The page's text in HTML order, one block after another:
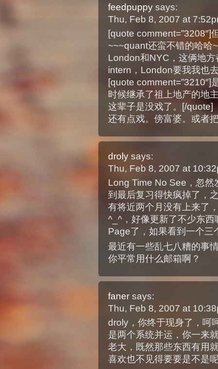
feedpuppy says:
Thu, Feb 8, 2007 at
[quote comment=”3208″]
~~~quant还蛮不错的哈哈
London和NYC，这俩地
intern，London要我我也
[quote comment=”3210″]
时候继承了祖上地产的地
这辈子是没戏了。[/quote]
还有点戏。傍富婆。或者
droly says:
Thu, Feb 8, 2007 at
Long Time No See，忽然
到最后复习得快疯掉了，
有将近两个月没有上来了
^_^，好像更新了不少东
Page了，如果看到一个三
最近有一些乱七八糟的事
你平常用什么邮箱啊？
faner says:
Thu, Feb 8, 2007 at
droly，你终于现身了，呵
是两个系统并运，你一来
老大，既然那些东西有用
喜欢也不见得要要是不是